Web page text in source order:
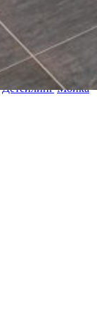
Детейлинг Мойка